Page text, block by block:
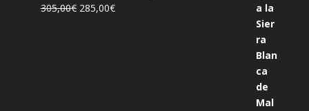
305,00€ El
285,00€El